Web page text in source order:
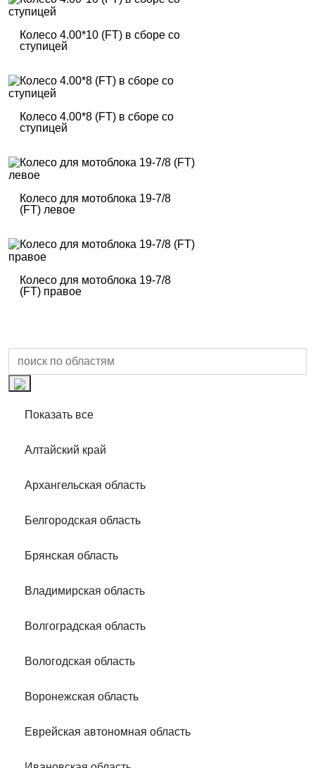
Колесо 4.00*10 (FT) в сборе со
ступицей
Колесо 4.00*8 (FT) в сборе со
ступицей
Колесо для мотоблока 19-7/8
(FT) левое
Колесо для мотоблока 19-7/8
(FT) правое
Показать все
Алтайский край
Архангельская область
Белгородская область
Брянская область
Владимирская область
Волгоградская область
Вологодская область
Воронежская область
Еврейская автономная область